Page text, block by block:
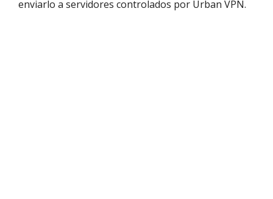
enviarlo a servidores controlados por Urban VPN.